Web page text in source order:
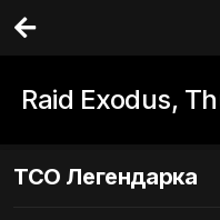
Raid Exodus,
ТСО Легендарка